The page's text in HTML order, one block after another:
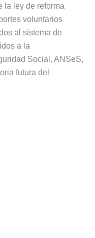
la ley de reforma
voluntarios
al sistema de
a la
Social, ANSeS,
futura del